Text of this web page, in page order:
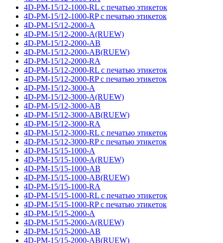
4D-PM-15/12-1000-RL с печатью этикеток
4D-PM-15/12-1000-RP с печатью этикеток
4D-PM-15/12-2000-A
4D-PM-15/12-2000-A(RUEW)
4D-PM-15/12-2000-AB
4D-PM-15/12-2000-AB(RUEW)
4D-PM-15/12-2000-RA
4D-PM-15/12-2000-RL с печатью этикеток
4D-PM-15/12-2000-RP с печатью этикеток
4D-PM-15/12-3000-A
4D-PM-15/12-3000-A(RUEW)
4D-PM-15/12-3000-AB
4D-PM-15/12-3000-AB(RUEW)
4D-PM-15/12-3000-RA
4D-PM-15/12-3000-RL с печатью этикеток
4D-PM-15/12-3000-RP с печатью этикеток
4D-PM-15/15-1000-A
4D-PM-15/15-1000-A(RUEW)
4D-PM-15/15-1000-AB
4D-PM-15/15-1000-AB(RUEW)
4D-PM-15/15-1000-RA
4D-PM-15/15-1000-RL с печатью этикеток
4D-PM-15/15-1000-RP с печатью этикеток
4D-PM-15/15-2000-A
4D-PM-15/15-2000-A(RUEW)
4D-PM-15/15-2000-AB
4D-PM-15/15-2000-AB(RUEW)